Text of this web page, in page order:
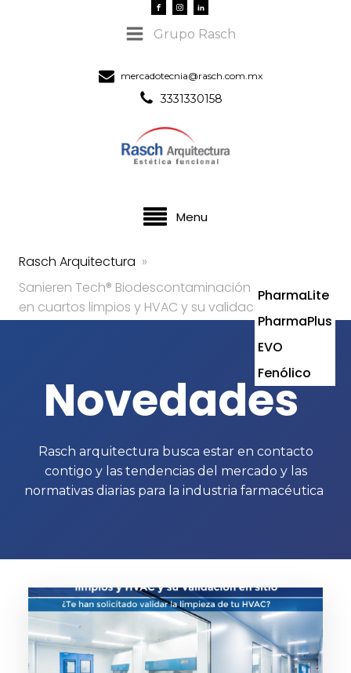
Grupo Rasch
mercadotecnia@rasch.com.mx
3331330158
Menu
PharmaLite
PharmaPlus
EVO
Fenólico
Rasch Arquitectura »
Sanieren Tech® Biodescontaminación con HVP35%
en cuartos limpios y HVAC y su validación en sitio.
Novedades
Rasch arquitectura busca estar en contacto
contigo y las tendencias del mercado y las
normativas diarias para la industria farmacéutica